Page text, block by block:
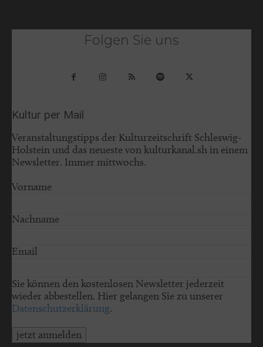
Folgen Sie uns
Kultur per Mail
Veranstaltungstipps der Kulturzeitschrift Schleswig-
Holstein und das neueste von kulturkanal.sh in einem
Newsletter. Immer mittwochs.
Vorname
Nachname
Email
Sie können den kostenlosen Newsletter jederzeit
wieder abbestellen. Hier gelangen Sie zu unserer
Datenschutzerklärung.
jetzt anmelden